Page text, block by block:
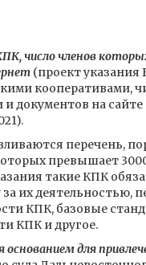
число членов
(проект указания
кооперативами,
документов на сайте
перечень,
превышает
такие КПК
их деятельностью,
КПК, базовые
КПК и другое.
для